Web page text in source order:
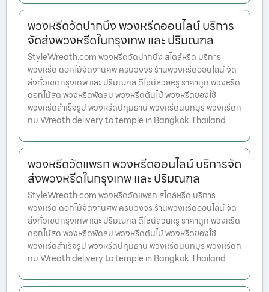
พวงหรีดวัดปากบึง พวงหรีดออนไลน์ บริการ
จัดส่งพวงหรีดในกรุงเทพ และ ปริมณฑล
StyleWreath.com พวงหรีดวัดปากบึง สไตล์หรีด บริการ
พวงหรีด ดอกไม้จัดงานศพ ครบวงจร ร้านพวงหรีดออนไลน์ จัด
ส่งทั่วเขตกรุงเทพ และ ปริมณฑล ดีไซน์สวยหรู ราคาถูก พวงหรีด
ดอกไม้สด พวงหรีดพัดลม พวงหรีดต้นไม้ พวงหรีดของใช้
พวงหรีดสำเร็จรูป พวงหรีดปทุมธานี พวงหรีดนนทบุรี พวงหรีดก
ทม Wreath delivery to temple in Bangkok Thailand
พวงหรีดวัดแพรก พวงหรีดออนไลน์ บริการจัด
ส่งพวงหรีดในกรุงเทพ และ ปริมณฑล
StyleWreath.com พวงหรีดวัดแพรก สไตล์หรีด บริการ
พวงหรีด ดอกไม้จัดงานศพ ครบวงจร ร้านพวงหรีดออนไลน์ จัด
ส่งทั่วเขตกรุงเทพ และ ปริมณฑล ดีไซน์สวยหรู ราคาถูก พวงหรีด
ดอกไม้สด พวงหรีดพัดลม พวงหรีดต้นไม้ พวงหรีดของใช้
พวงหรีดสำเร็จรูป พวงหรีดปทุมธานี พวงหรีดนนทบุรี พวงหรีดก
ทม Wreath delivery to temple in Bangkok Thailand